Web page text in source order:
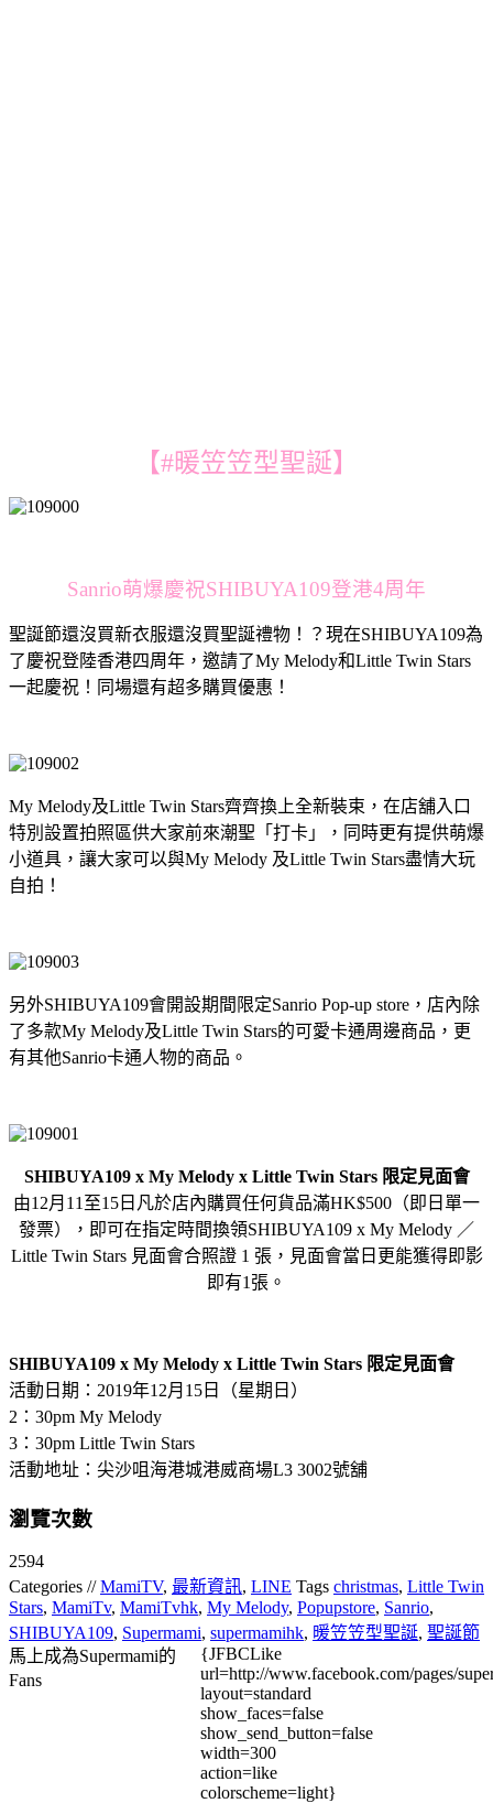
【#暖笠笠型聖誕】
Sanrio萌爆慶祝SHIBUYA109登港4周年
聖誕節還沒買新衣服還沒買聖誕禮物！？現在SHIBUYA109為
了慶祝登陸香港四周年，邀請了My Melody和Little Twin Stars
一起慶祝！同場還有超多購買優惠！
My Melody及Little Twin Stars齊齊換上全新裝束，在店舖入口
特別設置拍照區供大家前來潮聖「打卡」，同時更有提供萌爆
小道具，讓大家可以與My Melody 及Little Twin Stars盡情大玩
自拍！
另外SHIBUYA109會開設期間限定Sanrio Pop-up store，店內除
了多款My Melody及Little Twin Stars的可愛卡通周邊商品，更
有其他Sanrio卡通人物的商品。
SHIBUYA109 x My Melody x Little Twin Stars 限定見面會
由12月11至15日凡於店內購買任何貨品滿HK$500（即日單一
發票），即可在指定時間換領SHIBUYA109 x My Melody ／
Little Twin Stars 見面會合照證 1 張，見面會當日更能獲得即影
即有1張。
SHIBUYA109 x My Melody x Little Twin Stars 限定見面會
活動日期：2019年12月15日（星期日）
2：30pm My Melody
3：30pm Little Twin Stars
活動地址：尖沙咀海港城港威商場L3 3002號舖
瀏覽次數
2594
Categories //MamiTV, 最新資訊, LINE Tags christmas, Little Twin
Stars, MamiTv, MamiTvhk, My Melody, Popupstore, Sanrio,
SHIBUYA109, Supermami, supermamihk, 暖笠笠型聖誕, 聖誕節
馬上成為Supermami的
Fans
{JFBCLike
url=http://www.facebook.com/pages/
layout=standard
show_faces=false
show_send_button=false
width=300
action=like
colorscheme=light}